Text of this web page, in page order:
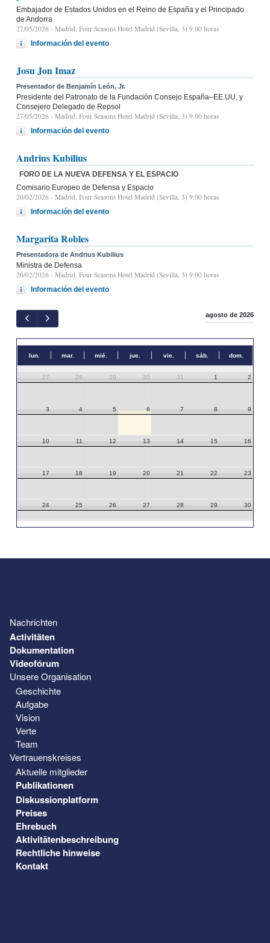
Embajador de Estados Unidos en el Reino de España y el Principado
de Andorra
27/05/2026 - Madrid, Four Seasons Hotel Madrid (Sevilla, 3) 9.00 horas
Información del evento
Josu Jon Imaz
Presentador de Benjamín León, Jr.
Presidente del Patronato de la Fundación Consejo España–EE.UU. y
Consejero Delegado de Repsol
27/05/2026 - Madrid, Four Seasons Hotel Madrid (Sevilla, 3) 9.00 horas
Información del evento
Andrius Kubilius
FORO DE LA NUEVA DEFENSA Y EL ESPACIO
Comisario Europeo de Defensa y Espacio
20/02/2026 - Madrid, Four Seasons Hotel Madrid (Sevilla, 3) 9:00 horas
Información del evento
Margarita Robles
Presentadora de Andrius Kubilius
Ministra de Defensa
20/02/2026 - Madrid, Four Seasons Hotel Madrid (Sevilla, 3) 9:00 horas
Información del evento
agosto de 2026
lun. mar. mié. jue. vie. sáb. dom.
27 28 29 30 31 1 2
3 4 5 6 7 8 9
10 11 12 13 14 15 16
17 18 19 20 21 22 23
24 25 26 27 28 29 30
Nachrichten
Activitäten
Dokumentation
Videofórum
Unsere Organisation
Geschichte
Aufgabe
Vision
Verte
Team
Vertrauenskreises
Aktuelle mitglieder
Publikationen
Diskussionplatform
Preises
Ehrebuch
Aktivitätenbeschreibung
Rechtliche hinweise
Kontakt